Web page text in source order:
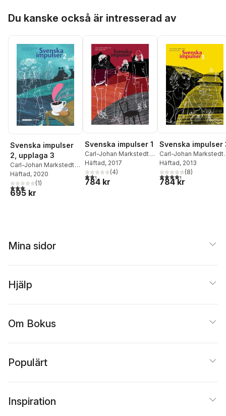
Du kanske också är intresserad av
Svenska impulser
2, upplaga 3
Carl-Johan Markstedt,
Sven Eriksson
Häftad, 2020
3,0utav 5 stjärnor. Totalt antal röster:
(1)
695 kr
Svenska impulser 1
Carl-Johan Markstedt,
Sven Eriksson
Häftad, 2017
2,3utav 5 stjärnor. Totalt antal röster:
(4)
784 kr
Svenska impulser
Carl-Johan Markstedt,
Sven Eriksson
Häftad, 2013
4,3utav 5 stjärnor.
(8)
784 kr
Mina sidor
Hjälp
Om Bokus
Populärt
Inspiration